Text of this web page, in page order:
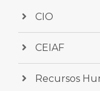
CIO
CEIAF
Recursos